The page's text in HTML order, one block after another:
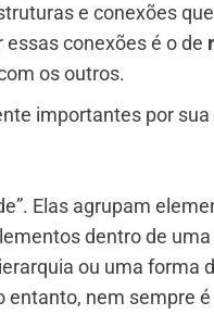
e conexões
conexões é o de
os outros.
importantes por
Elas agrupam
dentro de
ou uma forma
nem sempre